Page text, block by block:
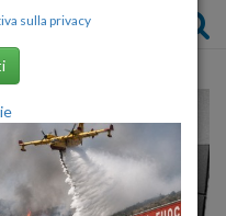
sulla privacy